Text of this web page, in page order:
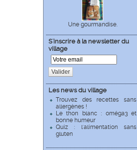
Une gourmandise.
S'inscrire à la newsletter du
village
Valider
Les news du village
Trouvez des recettes sans
allergènes !
Le thon blanc : oméga3 et
bonne humeur
Quiz : l'alimentation sans
gluten